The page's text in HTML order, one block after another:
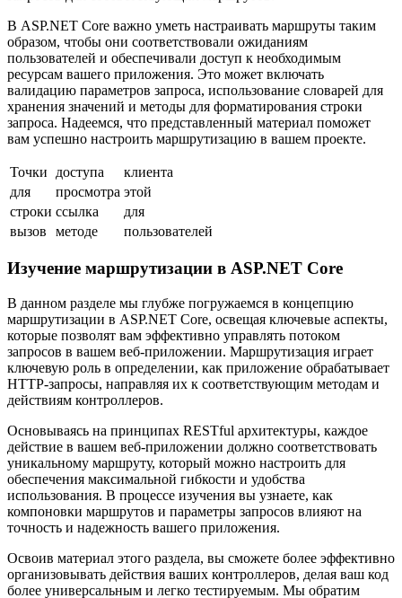
В ASP.NET Core важно уметь настраивать маршруты таким
образом, чтобы они соответствовали ожиданиям
пользователей и обеспечивали доступ к необходимым
ресурсам вашего приложения. Это может включать
валидацию параметров запроса, использование словарей для
хранения значений и методы для форматирования строки
запроса. Надеемся, что представленный материал поможет
вам успешно настроить маршрутизацию в вашем проекте.
Точки доступа
клиента
для
просмотра этой
строки ссылка
для
вызов
методе пользователей
Изучение маршрутизации в ASP.NET Core
В данном разделе мы глубже погружаемся в концепцию
маршрутизации в ASP.NET Core, освещая ключевые аспекты,
которые позволят вам эффективно управлять потоком
запросов в вашем веб-приложении. Маршрутизация играет
ключевую роль в определении, как приложение обрабатывает
HTTP-запросы, направляя их к соответствующим методам и
действиям контроллеров.
Основываясь на принципах RESTful архитектуры, каждое
действие в вашем веб-приложении должно соответствовать
уникальному маршруту, который можно настроить для
обеспечения максимальной гибкости и удобства
использования. В процессе изучения вы узнаете, как
компоновки маршрутов и параметры запросов влияют на
точность и надежность вашего приложения.
Освоив материал этого раздела, вы сможете более эффективно
организовывать действия ваших контроллеров, делая ваш код
более универсальным и легко тестируемым. Мы обратим